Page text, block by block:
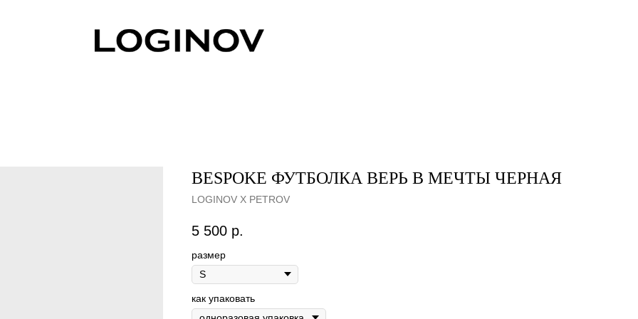
BESPOKE ФУТБОЛКА ВЕРЬ В МЕЧТЫ ЧЕРНАЯ
LOGINOV X PETROV
5 500 р.
размер
как упаковать